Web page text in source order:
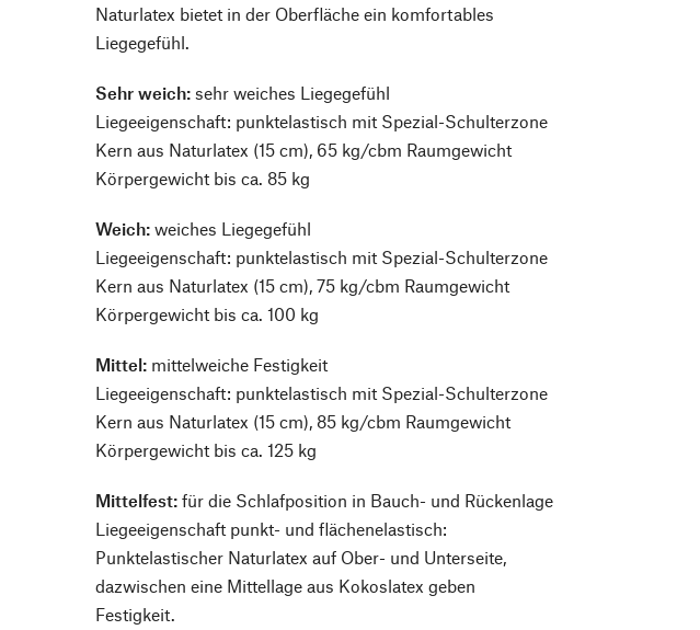
Naturlatex bietet in der Oberfläche ein komfortables
Liegegefühl.
Sehr weich: sehr weiches Liegegefühl
Liegeeigenschaft: punktelastisch mit Spezial-Schulterzone
Kern aus Naturlatex (15 cm), 65 kg/cbm Raumgewicht
Körpergewicht bis ca. 85 kg
Weich:weiches Liegegefühl
Liegeeigenschaft: punktelastisch mit Spezial-Schulterzone
Kern aus Naturlatex (15 cm), 75 kg/cbm Raumgewicht
Körpergewicht bis ca. 100 kg
Mittel: mittelweiche Festigkeit
Liegeeigenschaft: punktelastisch mit Spezial-Schulterzone
Kern aus Naturlatex (15 cm), 85 kg/cbm Raumgewicht
Körpergewicht bis ca. 125 kg
Mittelfest:für die Schlafposition in Bauch- und Rückenlage
Liegeeigenschaft punkt- und flächenelastisch:
Punktelastischer Naturlatex auf Ober- und Unterseite,
dazwischen eine Mittellage aus Kokoslatex geben
Festigkeit.